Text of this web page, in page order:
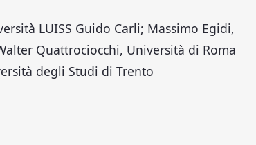
LUISS Guido Carli; Massimo Egidi,
Quattrociocchi, Università di Roma
degli Studi di Trento